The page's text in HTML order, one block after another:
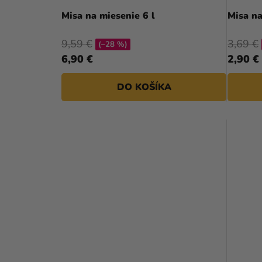
D
U
K
T
O
Misa na miesenie 6 l
6,90 €
9,59 € (–28 %)
DO KOŠÍKA
Misa
2,90 €
3,69 €